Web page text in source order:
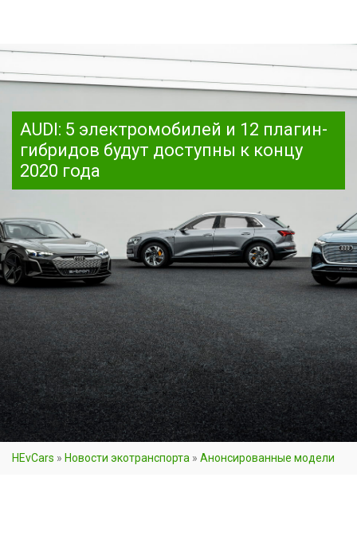
AUDI: 5 электромобилей и 12 плагин-
гибридов будут доступны к концу
2020 года
HEvCars » Новости экотранспорта » Анонсированные модели